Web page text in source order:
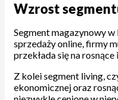
Wzrost
Segment magazynowy
sprzedaży online, firmy
przekłada się na
Z kolei segment living,
ekonomicznej oraz